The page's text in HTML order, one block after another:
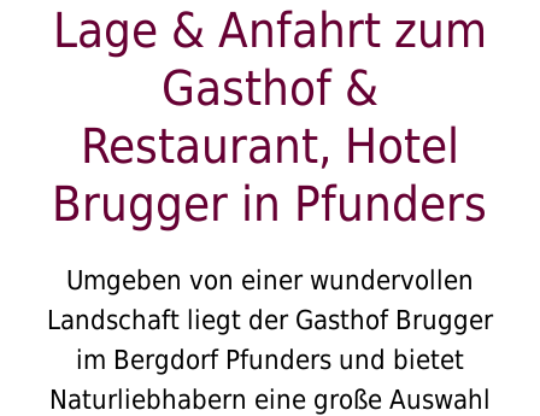
Lage & Anfahrt zum
Gasthof &
Restaurant, Hotel
Brugger in Pfunders
Umgeben von einer wundervollen
Landschaft liegt der Gasthof Brugger
im Bergdorf Pfunders und bietet
Naturliebhabern eine große Auswahl